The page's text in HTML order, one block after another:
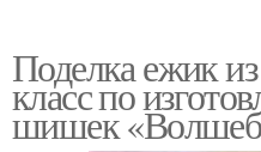
Поделка ежик
класс по
шишек